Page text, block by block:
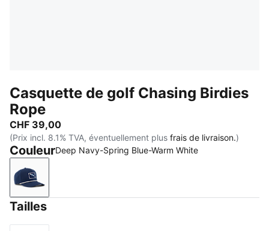
Casquette de golf Chasing Birdies
Rope
CHF 39,00
(Prix incl. 8.1% TVA, éventuellement plus frais de livraison.)
CouleurDeep Navy-Spring Blue-Warm White
Deep Navy-Spring Blue-Warm White
Tailles